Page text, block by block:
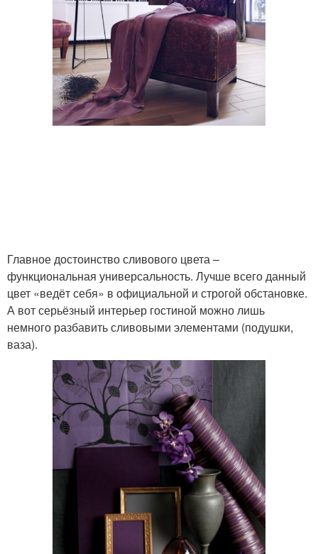
Главное достоинство сливового цвета –
функциональная универсальность. Лучше всего данный
цвет «ведёт себя» в официальной и строгой обстановке.
А вот серьёзный интерьер гостиной можно лишь
немного разбавить сливовыми элементами (подушки,
ваза).